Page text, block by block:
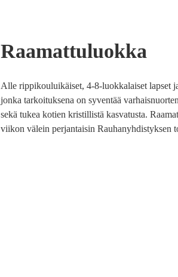
Raamattuluokka
Alle rippikouluikäiset, 4-8-luokkalaiset lapset
jonka tarkoituksena on syventää
sekä tukea kotien kristillistä kasvatusta.
viikon välein perjantaisin Rauhanyhdistyksen